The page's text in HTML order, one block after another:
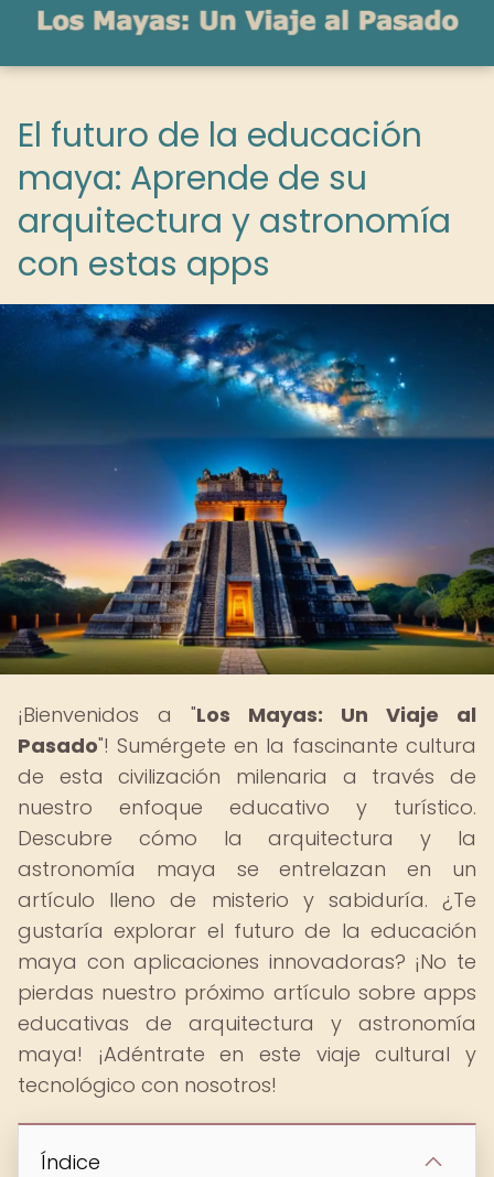
El futuro de la educación
maya: Aprende de su
arquitectura y astronomía
con estas apps
¡Bienvenidos a "Los Mayas: Un Viaje al
Pasado"! Sumérgete en la fascinante cultura
de esta civilización milenaria a través de
nuestro enfoque educativo y turístico.
Descubre cómo la arquitectura y la
astronomía maya se entrelazan en un
artículo lleno de misterio y sabiduría. ¿Te
gustaría explorar el futuro de la educación
maya con aplicaciones innovadoras? ¡No te
pierdas nuestro próximo artículo sobre apps
educativas de arquitectura y astronomía
maya! ¡Adéntrate en este viaje cultural y
tecnológico con nosotros!
Índice